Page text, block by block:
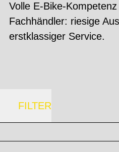
Volle E-Bike-
Fachhändler: riesige
erstklassiger Service.
FILTER